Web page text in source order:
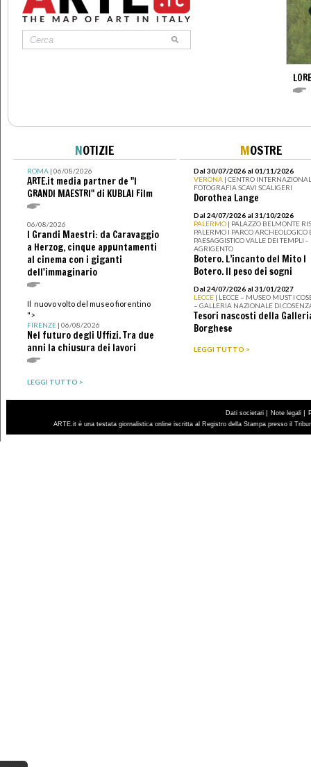
NOTIZIE
ROMA| 06/08/2026
ARTE.it media partner de "I
GRANDI MAESTRI" di KUBLAI Film
06/08/2026
I Grandi Maestri: da Caravaggio
a Herzog, cinque appuntamenti
al cinema con i giganti
dell'immaginario
Il nuovo volto del museo fiorentino
">
FIRENZE| 06/08/2026
Nel futuro degli Uffizi. Tra due
anni la chiusura dei lavori
LEGGI TUTTO >
MOSTRE
Dal 30/07/2026 al 01/11/2026
VERONA | CENTRO
FOTOGRAFIA SCAVI SCALIGERI
Dorothea Lange
Dal 24/07/2026 al 31/10/2026
PALERMO | PALAZZO BELMONTE
PALERMO I PARCO ARCHEOLOGICO
PAESAGGISTICO VALLE DEI TEMPLI -
AGRIGENTO
Botero. L’incanto del Mito I
Botero. Il peso dei sogni
Dal 24/07/2026 al 31/01/2027
LECCE | LECCE – MUSEO MUST I
– GALLERIA NAZIONALE DI
Tesori nascosti della
Borghese
LEGGI TUTTO >
Dati societari | Note legali |
ARTE.it è una testata giornalistica online iscritta al Registro della Stampa presso il